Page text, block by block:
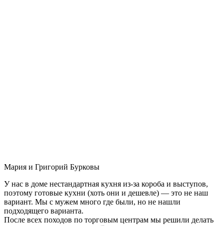
Мария и Григорий Бурковы
У нас в доме нестандартная кухня из-за короба и выступов,
поэтому готовые кухни (хоть они и дешевле) — это не наш
вариант. Мы с мужем много где были, но не нашли
подходящего варианта.
После всех походов по торговым центрам мы решили делать